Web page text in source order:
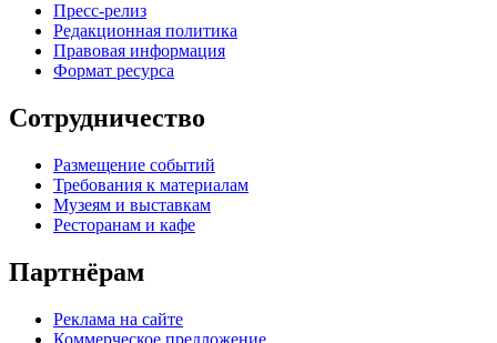
Пресс-релиз
Редакционная политика
Правовая информация
Формат ресурса
Сотрудничество
Размещение событий
Требования к материалам
Музеям и выставкам
Ресторанам и кафе
Партнёрам
Реклама на сайте
Коммерческое предложение